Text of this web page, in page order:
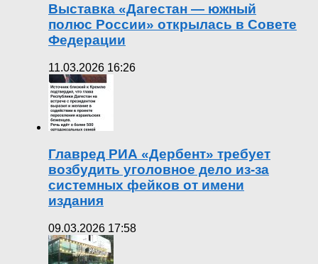
Выставка «Дагестан — южный
полюс России» открылась в Совете
Федерации
11.03.2026 16:26
Главред РИА «Дербент» требует
возбудить уголовное дело из-за
системных фейков от имени
издания
09.03.2026 17:58